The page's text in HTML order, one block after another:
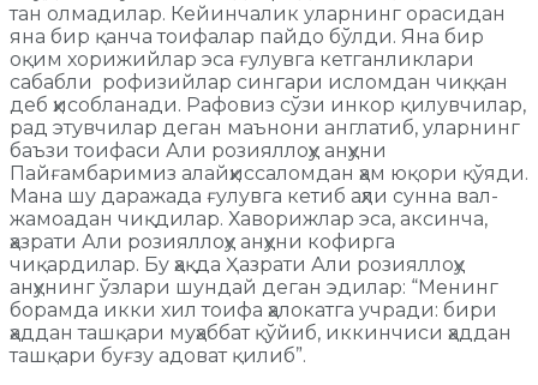
тан олмадилар. Кейинчалик уларнинг орасидан
яна бир қанча тоифалар пайдо бўлди. Яна бир
оқим хорижийлар эса ғулувга кетганликлари
сабабли рофизийлар сингари исломдан чиққан
деб ҳисобланади. Рафовиз сўзи инкор қилувчилар,
рад этувчилар деган маънони англатиб, уларнинг
баъзи тоифаси Али розияллоҳу анҳуни
Пайғамбаримиз алайҳиссаломдан ҳам юқори қўяди.
Мана шу даражада ғулувга кетиб аҳли сунна вал-
жамоадан чиқдилар. Хаворижлар эса, аксинча,
ҳазрати Али розияллоҳу анҳуни кофирга
чиқардилар. Бу ҳақда Ҳазрати Али розияллоҳу
анҳунинг ўзлари шундай деган эдилар: “Менинг
борамда икки хил тоифа ҳалокатга учради: бири
ҳаддан ташқари муҳаббат қўйиб, иккинчиси ҳаддан
ташқари буғзу адоват қилиб”.